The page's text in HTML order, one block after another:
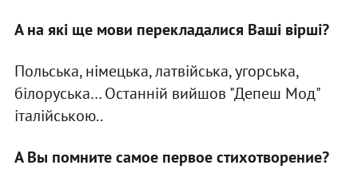
А на які ще мови перекладалися Ваші вірші?
Польська, німецька, латвійська, угорська,
білоруська… Останній вийшов "Депеш Мод"
італійською..
А Вы помните самое первое стихотворение?